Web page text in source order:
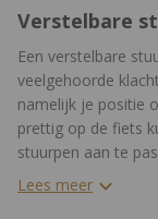
Verstelbare
Een verstelbare
veelgehoorde
namelijk je positie
prettig op de fiets
stuurpen aan te
betekenen dat je
Lees meer